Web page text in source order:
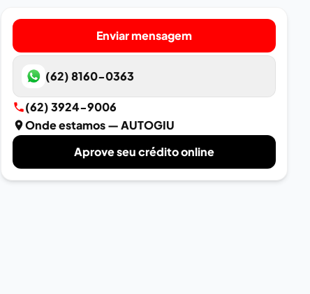
Enviar mensagem
(62) 8160-0363
(62) 3924-9006
Onde estamos— AUTOGIU
Aprove seu crédito online